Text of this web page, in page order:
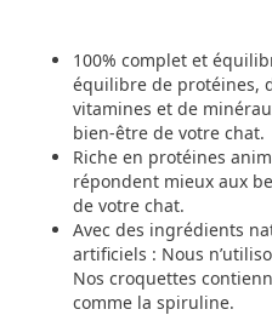
100% complet et
équilibre de protéines,
vitamines et de
bien-être de votre chat.
Riche en protéines
répondent mieux aux
de votre chat.
Avec des ingrédients
artificiels : Nous
Nos croquettes
comme la spiruline.